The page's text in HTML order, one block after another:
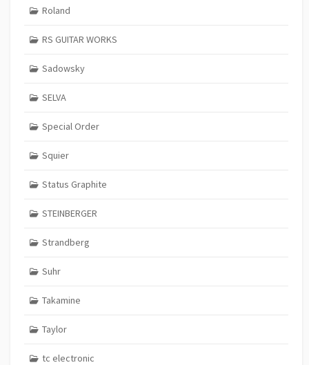
Roland
RS GUITAR WORKS
Sadowsky
SELVA
Special Order
Squier
Status Graphite
STEINBERGER
Strandberg
Suhr
Takamine
Taylor
tc electronic